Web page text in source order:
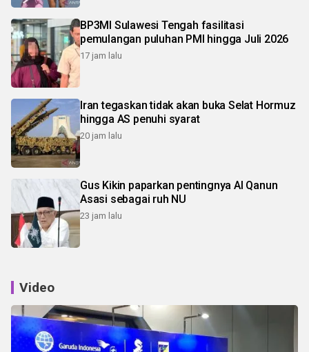
BP3MI Sulawesi Tengah fasilitasi
pemulangan puluhan PMI hingga Juli 2026
17 jam lalu
Iran tegaskan tidak akan buka Selat Hormuz
hingga AS penuhi syarat
20 jam lalu
Gus Kikin paparkan pentingnya Al Qanun
Asasi sebagai ruh NU
23 jam lalu
Video